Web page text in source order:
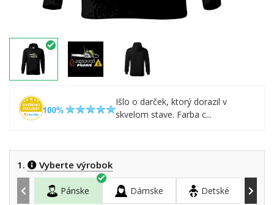
Išlo o darček, ktorý dorazil v
skvelom stave. Farba c...
1. Vyberte výrobok
Pánske Dámske Detské